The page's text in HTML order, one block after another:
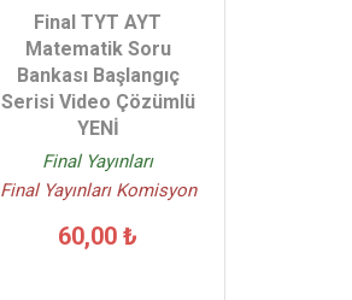
Final TYT AYT
Matematik Soru
Bankası Başlangıç
Serisi Video Çözümlü
YENİ
Final Yayınları
Final Yayınları Komisyon
60,00 ₺